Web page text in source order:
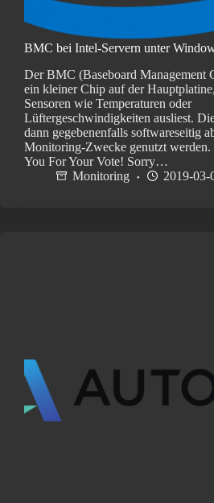
BMC bei Intel-Servern unter
Der BMC (Baseboard Management
ein kleiner Chip auf der
Sensoren wie Temperaturen oder
Lüftergeschwindigkeiten ausliest.
dann gegebenenfalls softwareseitig
Monitoring-Zwecke genutzt
You For Your Vote! Sorry…
Monitoring
2019-03-